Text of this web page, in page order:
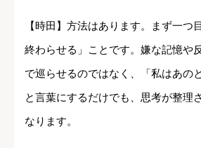
【時田】方法はあります。まず一つ
終わらせる」ことです。嫌な記憶や
で巡らせるのではなく、「私はあの
と言葉にするだけでも、思考が整理
なります。